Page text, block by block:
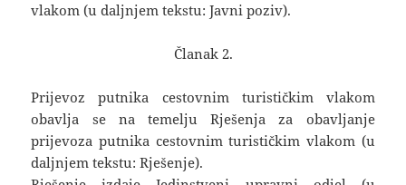
vlakom (u daljnjem tekstu: Javni poziv).
Članak 2.
Prijevoz putnika cestovnim turističkim vlakom
obavlja se na temelju Rješenja za obavljanje
prijevoza putnika cestovnim turističkim vlakom (u
daljnjem tekstu: Rješenje).